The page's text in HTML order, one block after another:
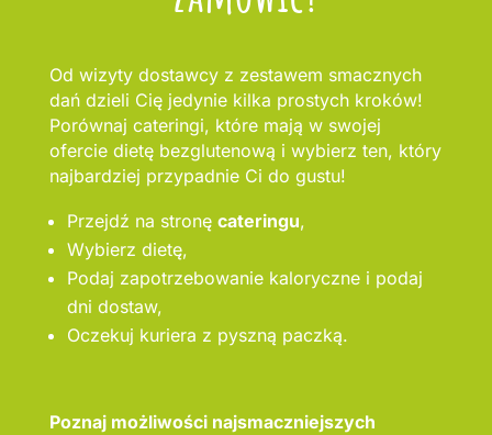
Od wizyty dostawcy z zestawem smacznych
dań dzieli Cię jedynie kilka prostych kroków!
Porównaj cateringi, które mają w swojej
ofercie dietę bezglutenową i wybierz ten, który
najbardziej przypadnie Ci do gustu!
Przejdź na stronę cateringu,
Wybierz dietę,
Podaj zapotrzebowanie kaloryczne i podaj
dni dostaw,
Oczekuj kuriera z pyszną paczką.
Poznaj możliwości najsmaczniejszych